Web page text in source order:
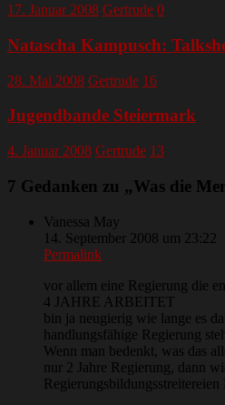
17. Januar 2008 Gertrude 0
Natascha Kampusch:
28. Mai 2008 Gertrude 16
Jugendbande Steiermark
4. Januar 2008 Gertrude 13
7 Gedanken zu „Was die
Vanessa May
14. September 2008 um 23:22
Permalink
vor allem eine Regierung die
4 JAHRE ARBEITET
bin ja neugierig wie lange es
handlungsfähige Regierung
Wenn man bedenkt, was das
nur 2 Jahre Regierung, dann
Regierungsbildungsstreitereien